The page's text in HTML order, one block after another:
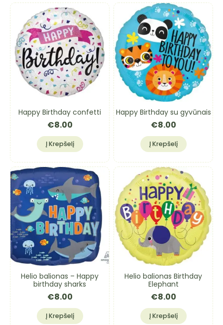
Happy Birthday confetti
€8.00
Į Krepšelį
Happy Birthday su gyvūnais
€8.00
Į Krepšelį
Helio balionas – Happy
birthday sharks
€8.00
Į Krepšelį
Helio balionas Birthday
Elephant
€8.00
Į Krepšelį